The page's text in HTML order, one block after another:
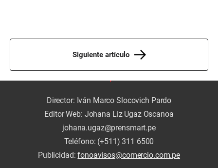
Siguiente artículo
Director: Iván Marco Slocovich Pardo
Editor Web: Johana Liz Ugaz Oscanoa
johana.ugaz@prensmart.pe
Teléfono: (+511) 311 6500
Publicidad:fonoavisos@comercio.com.pe